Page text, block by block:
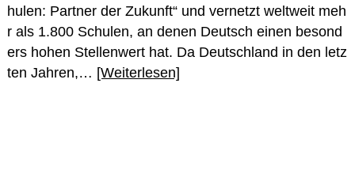
hulen: Partner der Zukunft“ und vernetzt weltweit meh
r als 1.800 Schulen, an denen Deutsch einen besond
ers hohen Stellenwert hat. Da Deutschland in den letz
ten Jahren,… [Weiterlesen]